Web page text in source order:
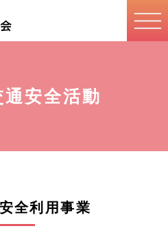
安全活動
全利用事業